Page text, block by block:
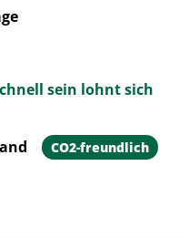
sein lohnt sich
CO2-freundlich